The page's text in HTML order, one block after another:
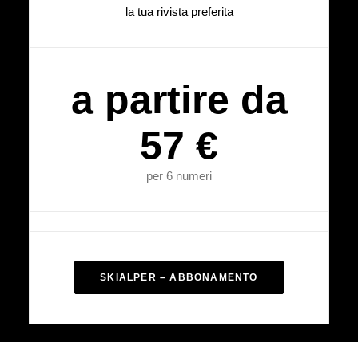
la tua rivista preferita
a partire da
57 €
per 6 numeri
SKIALPER – ABBONAMENTO